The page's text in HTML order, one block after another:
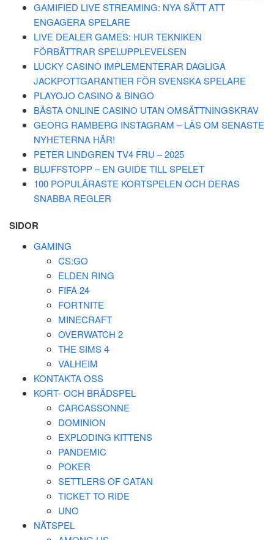
GAMIFIED LIVE STREAMING: NYA SÄTT ATT
ENGAGERA SPELARE
LIVE DEALER GAMES: HUR TEKNIKEN
FÖRBÄTTRAR SPELUPPLEVELSEN
LUCKY CASINO IMPLEMENTERAR DAGLIGA
JACKPOTTGARANTIER FÖR SVENSKA SPELARE
PLAYOJO CASINO & BINGO
BÄSTA ONLINE CASINO UTAN OMSÄTTNINGSKRAV
GEORG RAMBERG INSTAGRAM – LÄS OM SENASTE
NYHETERNA HÄR!
PETER LINDGREN TV4 FRU – 2025
BLUFFSTOPP – EN GUIDE TILL SPELET
100 POPULÄRASTE KORTSPELEN OCH DERAS
SNABBA REGLER
SIDOR
GAMING
CS:GO
ELDEN RING
FIFA 24
FORTNITE
MINECRAFT
OVERWATCH 2
THE SIMS 4
VALHEIM
KONTAKTA OSS
KORT- OCH BRÄDSPEL
CARCASSONNE
DOMINION
EXPLODING KITTENS
PANDEMIC
POKER
SETTLERS OF CATAN
TICKET TO RIDE
UNO
NÄTSPEL